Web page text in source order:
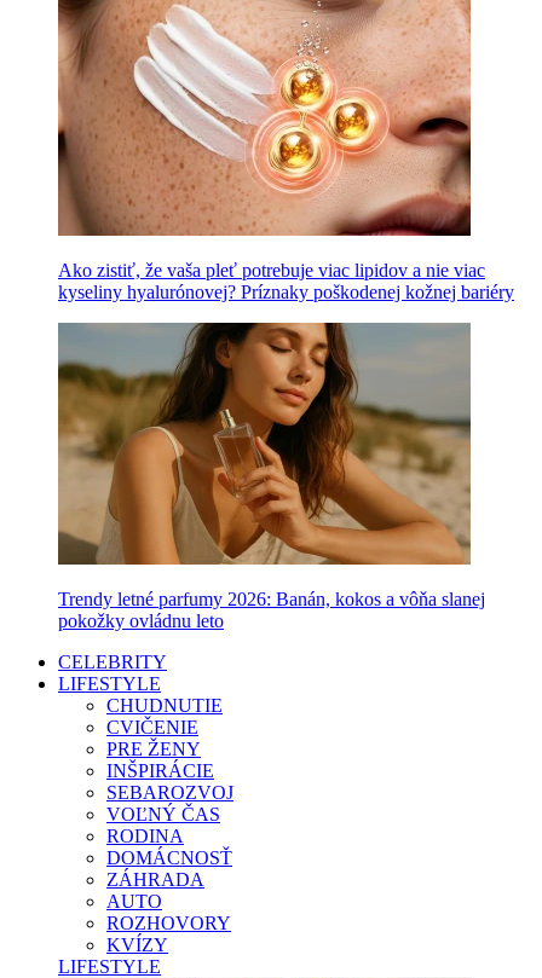
Ako zistiť, že vaša pleť potrebuje viac lipidov a nie viac
kyseliny hyalurónovej? Príznaky poškodenej kožnej bariéry
Trendy letné parfumy 2026: Banán, kokos a vôňa slanej
pokožky ovládnu leto
CELEBRITY
LIFESTYLE
CHUDNUTIE
CVIČENIE
PRE ŽENY
INŠPIRÁCIE
SEBAROZVOJ
VOĽNÝ ČAS
RODINA
DOMÁCNOSŤ
ZÁHRADA
AUTO
ROZHOVORY
KVÍZY
LIFESTYLE